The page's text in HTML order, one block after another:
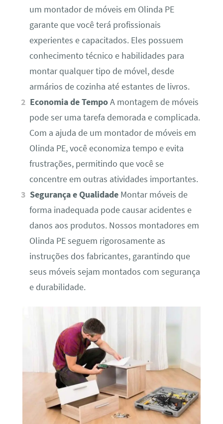
um montador de móveis em Olinda PE
garante que você terá profissionais
experientes e capacitados. Eles possuem
conhecimento técnico e habilidades para
montar qualquer tipo de móvel, desde
armários de cozinha até estantes de livros.
Economia de TempoA montagem de móveis
pode ser uma tarefa demorada e complicada.
Com a ajuda de um montador de móveis em
Olinda PE, você economiza tempo e evita
frustrações, permitindo que você se
concentre em outras atividades importantes.
Segurança e Qualidade Montar móveis de
forma inadequada pode causar acidentes e
danos aos produtos. Nossos montadores em
Olinda PE seguem rigorosamente as
instruções dos fabricantes, garantindo que
seus móveis sejam montados com segurança
e durabilidade.